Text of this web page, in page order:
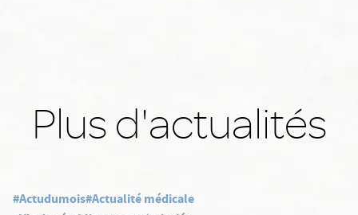
Plus d'actualités
#Actudumois#Actualité médicale